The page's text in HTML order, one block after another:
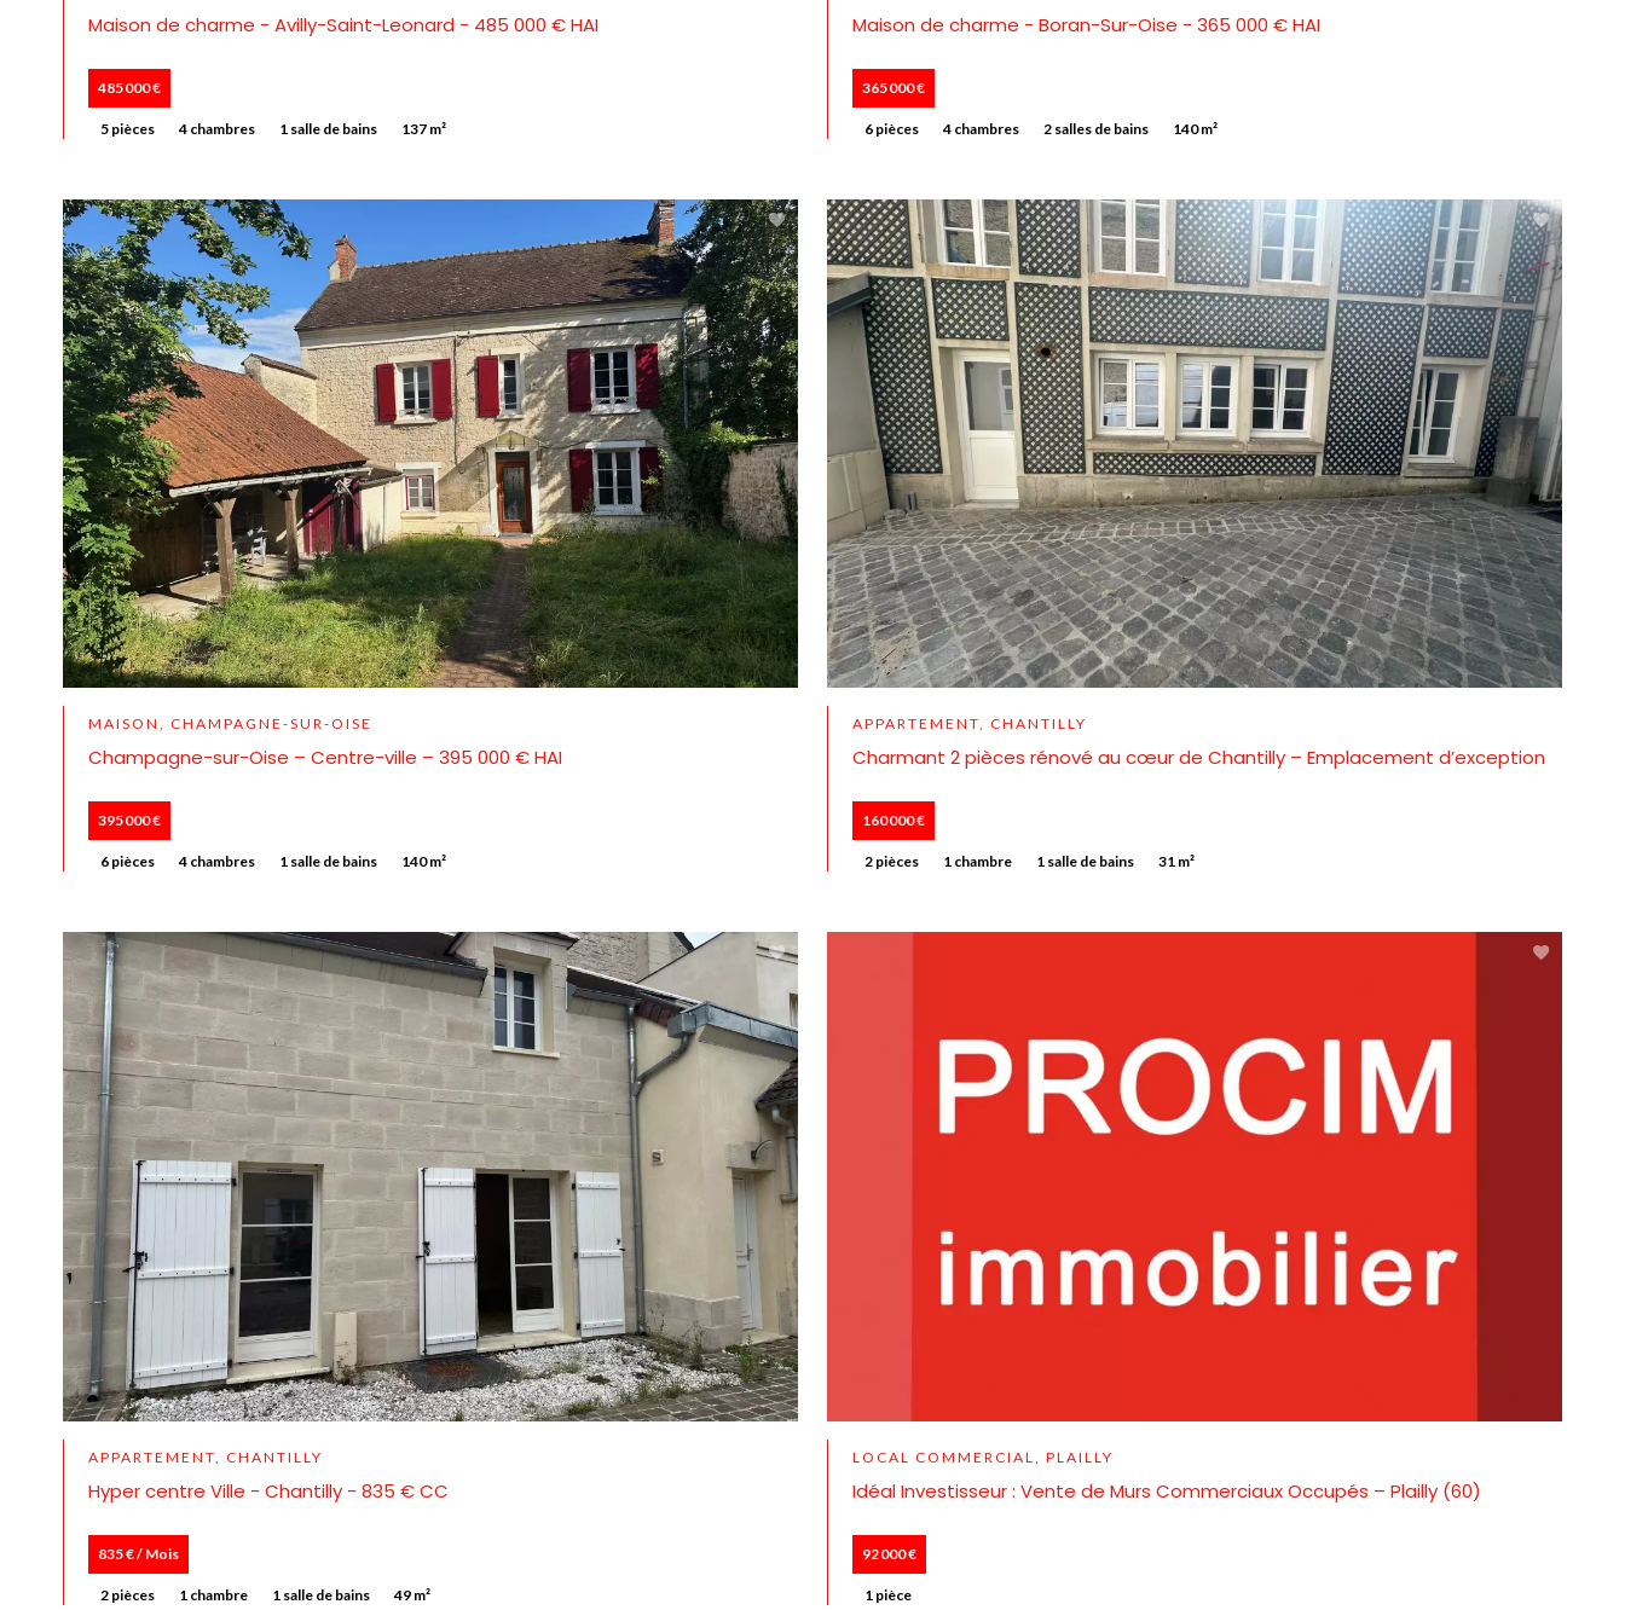
Maison de charme - Avilly-Saint-Leonard - 485 000 € HAI
485 000 €
5 pièces 4 chambres 1 salle de bains 137 m²
Maison de charme - Boran-Sur-Oise - 365 000 € HAI
365 000 €
6 pièces 4 chambres 2 salles de bains 140 m²
MAISON, CHAMPAGNE-SUR-OISE
Champagne-sur-Oise – Centre-ville – 395 000 € HAI
395 000 €
6 pièces 4 chambres 1 salle de bains 140 m²
APPARTEMENT, CHANTILLY
Charmant 2 pièces rénové au cœur de Chantilly – Emplacement d’exception
160 000 €
2 pièces 1 chambre 1 salle de bains 31 m²
APPARTEMENT, CHANTILLY
Hyper centre Ville - Chantilly - 835 € CC
835 € / Mois
2 pièces 1 chambre 1 salle de bains 49 m²
LOCAL COMMERCIAL, PLAILLY
Idéal Investisseur : Vente de Murs Commerciaux Occupés – Plailly (60)
92 000 €
1 pièce